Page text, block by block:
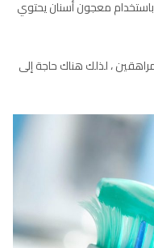
معجون أسنان يحتوي
، لذلك هناك حاجة إلى